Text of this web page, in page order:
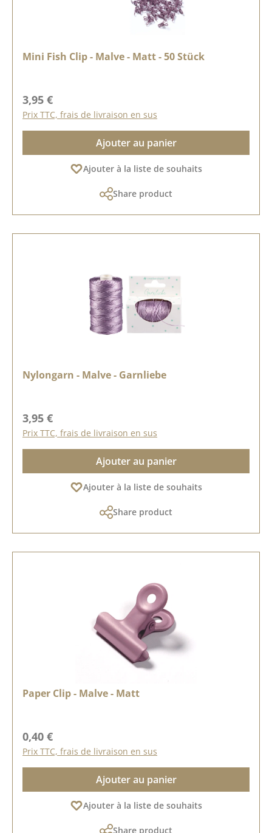
Mini Fish Clip - Malve - Matt - 50 Stück
Prix régulier :
3,95 €
Prix TTC, frais de livraison en sus
Ajouter au panier
Ajouter à la liste de souhaits
Share product
Nylongarn - Malve - Garnliebe
Prix régulier :
3,95 €
Prix TTC, frais de livraison en sus
Ajouter au panier
Ajouter à la liste de souhaits
Share product
Paper Clip - Malve - Matt
Prix régulier :
0,40 €
Prix TTC, frais de livraison en sus
Ajouter au panier
Ajouter à la liste de souhaits
Share product